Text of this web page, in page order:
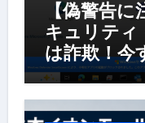
【偽警告
キュリティ
は詐欺！今